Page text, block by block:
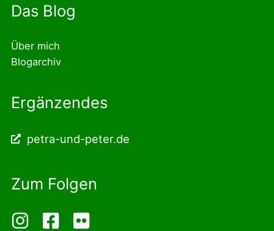
Das Blog
Über mich
Blogarchiv
Ergänzendes
petra-und-peter.de
Zum Folgen